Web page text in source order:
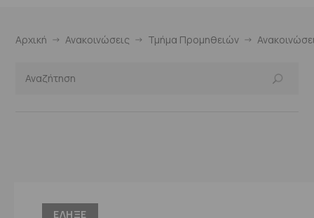
Αρχική Ανακοινώσεις Τμήμα Προμηθειών
ΕΛΗΞΕ